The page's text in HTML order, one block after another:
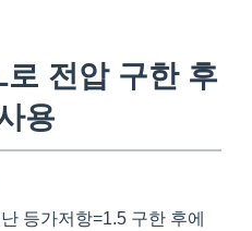
전압 구한 후
용
등가저항=1.5 구한 후에